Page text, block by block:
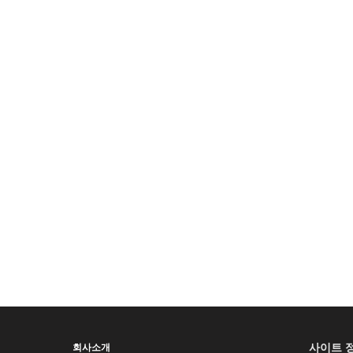
회사소개 사이트